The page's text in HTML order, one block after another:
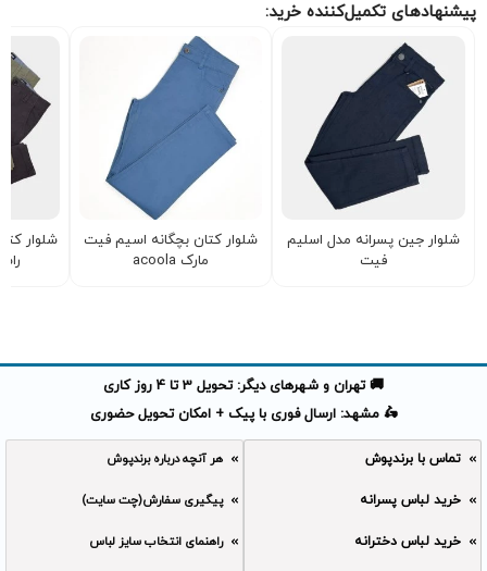
پیشنهادهای تکمیل‌کننده خرید:
شلوار جین پسرانه مدل اسلیم
فیت
شلوار کتان بچگانه اسیم فیت
مارک acoola
شلوار
🚚 تهران و شهرهای دیگر: تحویل 3 تا 4 روز کاری
🛵 مشهد: ارسال فوری با پیک + امکان تحویل حضوری
تماس با برندپوش
خرید لباس پسرانه
خرید لباس دخترانه
هر آنچه درباره برندپوش
پیگیری سفارش(چت سایت)
راهنمای انتخاب سایز لباس